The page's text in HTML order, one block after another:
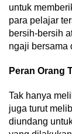
untuk
para pelajar
bersih-bersih
ngaji bersama
Peran Orang
Tak hanya
juga turut
diundang